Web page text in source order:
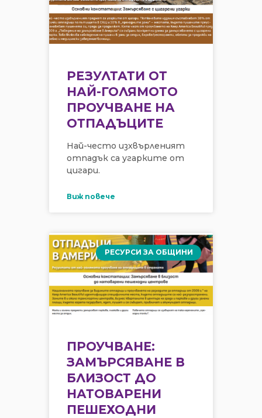
РЕЗУЛТАТИ ОТ
НАЙ-ГОЛЯМОТО
ПРОУЧВАНЕ НА
ОТПАДЪЦИТЕ
Най-често изхвърленият
отпадък са угарките от
цигари.
Виж повече
РЕСУРСИ ЗА ОБЩИНИ
ПРОУЧВАНЕ:
ЗАМЪРСЯВАНЕ В
БЛИЗОСТ ДО
НАТОВАРЕНИ
ПЕШЕХОДНИ